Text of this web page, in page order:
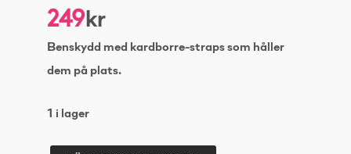
249kr
Benskydd med kardborre-straps som håller
dem på plats.
1 i lager